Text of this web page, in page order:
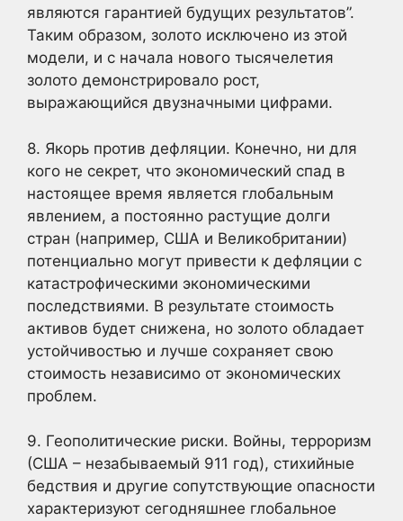
являются гарантией будущих результатов”.
Таким образом, золото исключено из этой
модели, и с начала нового тысячелетия
золото демонстрировало рост,
выражающийся двузначными цифрами.
8. Якорь против дефляции. Конечно, ни для
кого не секрет, что экономический спад в
настоящее время является глобальным
явлением, а постоянно растущие долги
стран (например, США и Великобритании)
потенциально могут привести к дефляции с
катастрофическими экономическими
последствиями. В результате стоимость
активов будет снижена, но золото обладает
устойчивостью и лучше сохраняет свою
стоимость независимо от экономических
проблем.
9. Геополитические риски. Войны, терроризм
(США – незабываемый 911 год), стихийные
бедствия и другие сопутствующие опасности
характеризуют сегодняшнее глобальное